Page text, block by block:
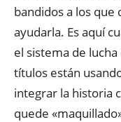
bandidos a los
ayudarla. Es aquí
el sistema de
títulos están
integrar la historia
quede